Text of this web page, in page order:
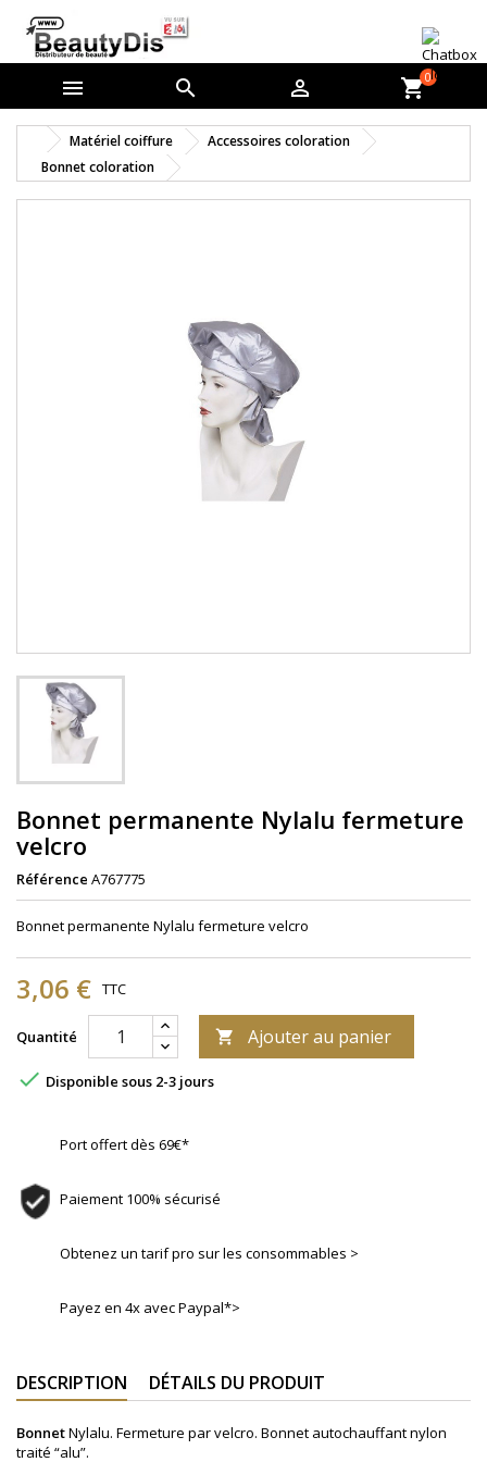
   shopping_cart0
Matériel coiffure
Accessoires coloration
Bonnet coloration
Bonnet permanente Nylalu fermeture
velcro
Référence A767775
Bonnet permanente Nylalu fermeture velcro
3,06 € TTC
Quantité  Ajouter au panier
 Disponible sous 2-3 jours
Port offert dès 69€*
Paiement 100% sécurisé
Obtenez un tarif pro sur les consommables >
Payez en 4x avec Paypal*>
DESCRIPTION DÉTAILS DU PRODUIT
BonnetNylalu. Fermeture par velcro. Bonnet autochauffant nylon
traité “alu”.